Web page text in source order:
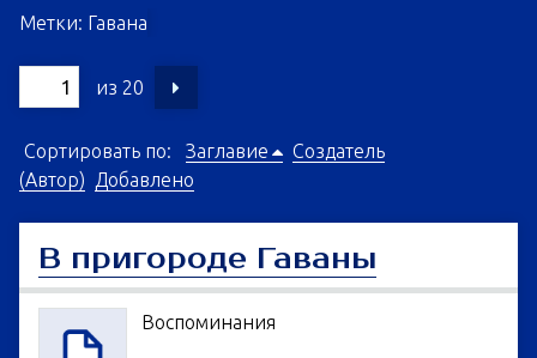
Метки: Гавана
из 20
Сортировать по: Заглавие
Создатель
(Автор)
Добавлено
В пригороде Гаваны
Воспоминания